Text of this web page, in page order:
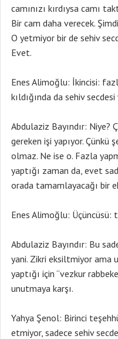
camınızı kırdıysa camı
Bir cam daha verecek.
O yetmiyor bir de sehiv
Evet.
Enes Alimoğlu: İkincisi:
kıldığında da sehiv secdesi
Abdulaziz Bayındır: Niye?
gereken işi yapıyor. Çünkü
olmaz. Ne ise o. Fazla
yaptığı zaman da, evet
orada tamamlayacağı bir
Enes Alimoğlu:
Abdulaziz Bayındır: Bu
yani. Zikri eksiltmiyor ama
yaptığı için “vezkur
unutmaya karşı.
Yahya Şenol: Birinci
etmiyor, sadece sehiv